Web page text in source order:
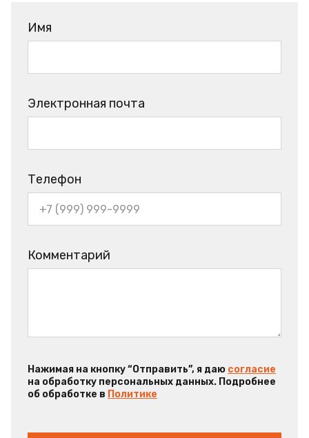
Имя
Электронная почта
Телефон
Комментарий
Нажимая на кнопку “Отправить”, я даю согласие
на обработку персональных данных. Подробнее
об обработке в Политике